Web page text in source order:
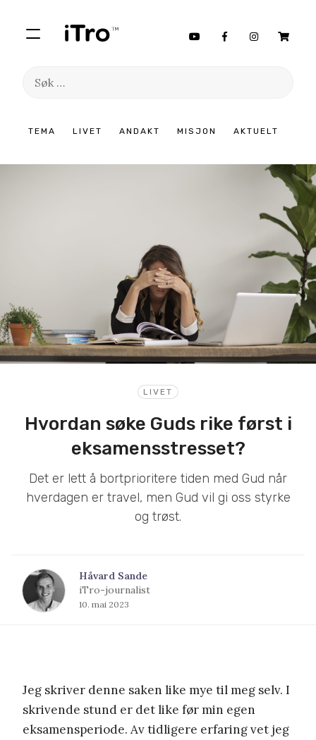
TEMA LIVET ANDAKT MISJON AKTUELT
Søk
innhold
LIVET
Hvordan søke Guds rike først i
eksamensstresset?
Det er lett å bortprioritere tiden med Gud når
hverdagen er travel, men Gud vil gi oss styrke
og trøst.
Håvard Sande
iTro-journalist
10. mai 2023
Jeg skriver denne saken like mye til meg selv. I
skrivende stund er det like før min egen
eksamensperiode. Av tidligere erfaring vet jeg